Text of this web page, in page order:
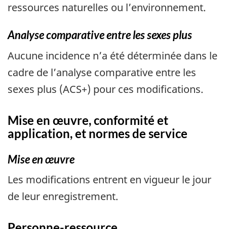
ressources naturelles ou l’environnement.
Analyse comparative entre les sexes plus
Aucune incidence n’a été déterminée dans le
cadre de l’analyse comparative entre les
sexes plus (ACS+) pour ces modifications.
Mise en œuvre, conformité et
application, et normes de service
Mise en œuvre
Les modifications entrent en vigueur le jour
de leur enregistrement.